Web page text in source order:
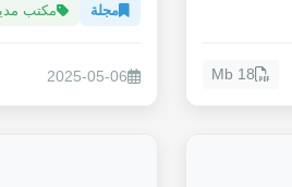
18 Mb
مجلة مكتب
2025-05-06